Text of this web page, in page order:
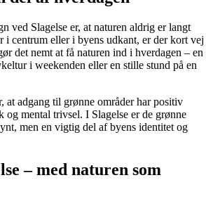
ved Slagelse er, at naturen aldrig er langt
i centrum eller i byens udkant, er der kort vej
det nemt at få naturen ind i hverdagen – en
i weekenden eller en stille stund på en
at adgang til grønne områder har positiv
og mental trivsel. I Slagelse er de grønne
men en vigtig del af byens identitet og
– med naturen som